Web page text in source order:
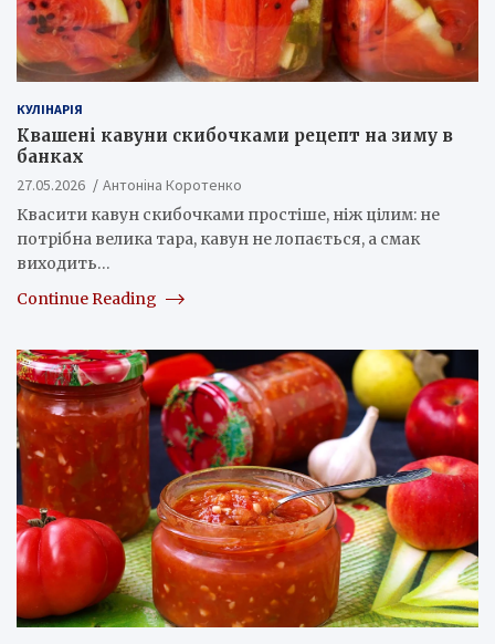
КУЛІНАРІЯ
Квашені кавуни скибочками рецепт на зиму в
банках
27.05.2026
Антоніна Коротенко
Квасити кавун скибочками простіше, ніж цілим: не
потрібна велика тара, кавун не лопається, а смак
виходить…
Continue Reading